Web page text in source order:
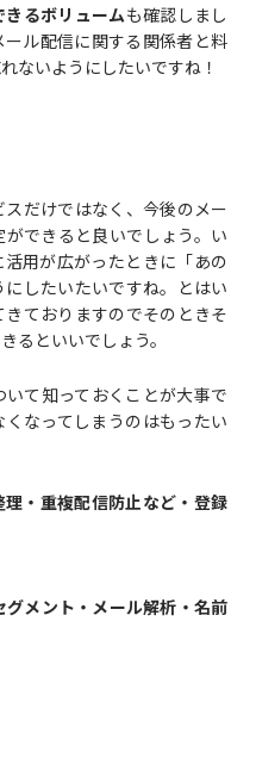
るボリュームも確認しまし
ル配信に関する関係者と料
ないようにしたいですね！
だけではなく、今後のメー
できると良いでしょう。い
用が広がったときに「あの
したいたいですね。とはい
ておりますのでそのときそ
るといいでしょう。
て知っておくことが大事で
なってしまうのはもったい
・重複配信防止など・登録
メント・メール解析・名前